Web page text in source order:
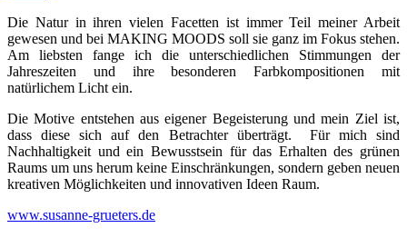
Die Natur in ihren vielen Facetten ist immer Teil meiner Arbeit
gewesen und bei MAKING MOODS soll sie ganz im Fokus stehen.
Am liebsten fange ich die unterschiedlichen Stimmungen der
Jahreszeiten und ihre besonderen Farbkompositionen mit
natürlichem Licht ein.
Die Motive entstehen aus eigener Begeisterung und mein Ziel ist,
dass diese sich auf den Betrachter überträgt. Für mich sind
Nachhaltigkeit und ein Bewusstsein für das Erhalten des grünen
Raums um uns herum keine Einschränkungen, sondern geben neuen
kreativen Möglichkeiten und innovativen Ideen Raum.
www.susanne-grueters.de